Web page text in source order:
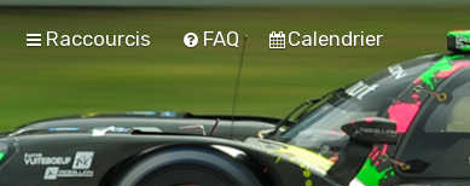
Raccourcis FAQ Calendrier